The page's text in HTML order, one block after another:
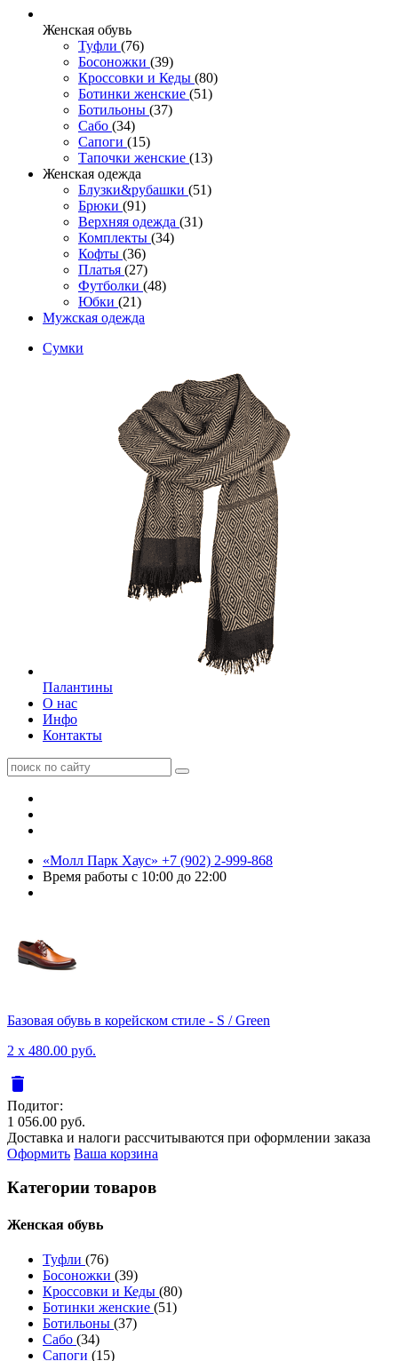
Женcкая обувь
Туфли (76)
Босоножки (39)
Кроссовки и Кеды (80)
Ботинки женские (51)
Ботильоны (37)
Сабо (34)
Сапоги (15)
Тапочки женские (13)
Женская одежда
Блузки&рубашки (51)
Брюки (91)
Верхняя одежда (31)
Комплекты (34)
Кофты (36)
Платья (27)
Футболки (48)
Юбки (21)
Мужская одежда
Сумки
Палантины
О нас
Инфо
Контакты
«Молл Парк Хаус» +7 (902) 2-999-868
Время работы с 10:00 до 22:00
Базовая обувь в корейском стиле - S / Green
2 x 480.00 руб.
delete
Подитог:
1 056.00 руб.
Доставка и налоги рассчитываются при оформлении заказа
Оформить Ваша корзина
Категории товаров
Женcкая обувь
Туфли (76)
Босоножки (39)
Кроссовки и Кеды (80)
Ботинки женские (51)
Ботильоны (37)
Сабо (34)
Сапоги (15)